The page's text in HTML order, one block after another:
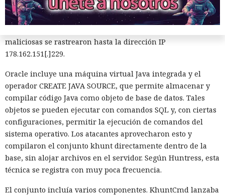
Tomcat. La función de autocompletar en la búsqueda no
validaba los datos introducidos, lo que permitió enviar
maliciosas se rastrearon hasta la dirección IP
178.162.151[.]229.
Oracle incluye una máquina virtual Java integrada y el
operador CREATE JAVA SOURCE, que permite almacenar y
compilar código Java como objeto de base de datos. Tales
objetos se pueden ejecutar con comandos SQL y, con ciertas
configuraciones, permitir la ejecución de comandos del
sistema operativo. Los atacantes aprovecharon esto y
compilaron el conjunto khunt directamente dentro de la
base, sin alojar archivos en el servidor. Según Huntress, esta
técnica se registra con muy poca frecuencia.
El conjunto incluía varios componentes. KhuntCmd lanzaba
Private Relay de Apple falla:
WebKit localiza tu IP y la revela
al sitio web